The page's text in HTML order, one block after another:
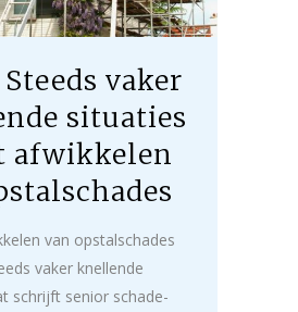
Steeds vaker
situaties
afwikkelen
van opstalschades
vaker knellende
schrijft senior schade-